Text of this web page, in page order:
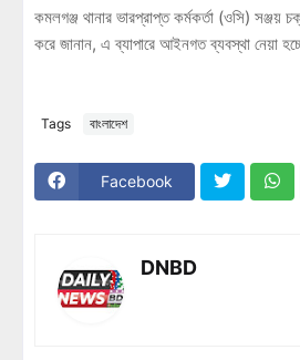
কমলগঞ্জ থানার ভারপ্রাপ্ত কর্মকর্তা (ওসি) সঞ্জয়
করে জানান, এ ব্যাপারে আইনগত ব্যবস্থা নেয়া
Tags বাংলাদেশ
Facebook
DNBD